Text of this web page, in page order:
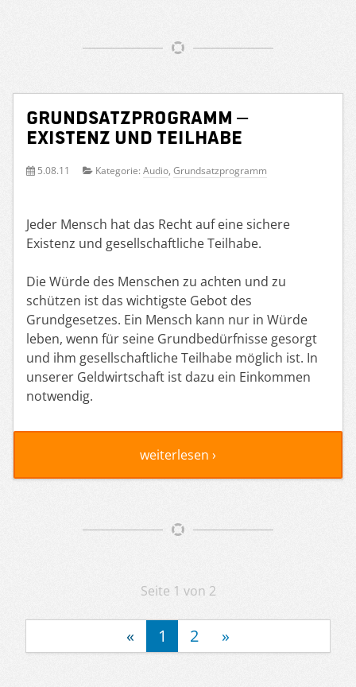
Grundsatzprogramm –
Existenz und Teilhabe
5.08.11 Kategorie: Audio, Grundsatzprogramm
Jeder Mensch hat das Recht auf eine sichere
Existenz und gesellschaftliche Teilhabe.
Die Würde des Menschen zu achten und zu
schützen ist das wichtigste Gebot des
Grundgesetzes. Ein Mensch kann nur in Würde
leben, wenn für seine Grundbedürfnisse gesorgt
und ihm gesellschaftliche Teilhabe möglich ist. In
unserer Geldwirtschaft ist dazu ein Einkommen
notwendig.
weiterlesen ›
Artikelnavigation
Seite 1 von 2
« 1 2 »